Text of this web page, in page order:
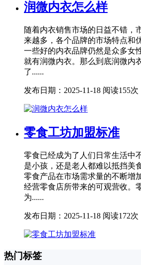
润微内衣怎么样
随着内衣销售市场的日益不错，
来越多，各个品牌的市场特点和
一些好的内衣品牌仍然是众多女
就有润微内衣。那么到底润微内
了......
发布日期：2025-11-18 阅读155次
零食工坊加盟标准
零食已经成为了人们日常生活中
是小孩，还是老人都难以抵挡美
零食产品在市场需求量的不断增
经营零食店所带来的可观营收。
为......
发布日期：2025-11-18 阅读172次
热门标签